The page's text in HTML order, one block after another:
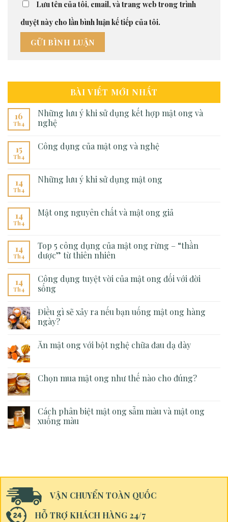
Lưu tên của tôi, email, và trang web trong trình
duyệt này cho lần bình luận kế tiếp của tôi.
BÀI VIẾT MỚI NHẤT
16
Th4
Những lưu ý khi sử dụng kết hợp mật ong và
nghệ
15
Th4
Công dụng của mật ong và nghệ
14
Th4
Những lưu ý khi sử dụng mật ong
14
Th4
Mật ong nguyên chất và mật ong giả
14
Th4
Top 5 công dụng của mật ong rừng – “thần
dược” từ thiên nhiên
14
Th4
Công dụng tuyệt vời của mật ong đối với đời
sống
Điều gì sẽ xảy ra nếu bạn uống mật ong hàng
ngày?
Ăn mật ong với bột nghệ chữa đau dạ dày
Chọn mua mật ong như thế nào cho đúng?
Cách phân biệt mật ong sẫm màu và mật ong
xuống màu
VẬN CHUYỂN TOÀN QUỐC
HỖ TRỢ KHÁCH HÀNG 24/7